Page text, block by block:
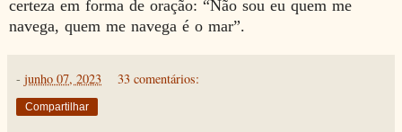
certeza em forma de oração: “Não sou eu quem me
navega, quem me navega é o mar”.
- junho 07, 2023 33 comentários:
Compartilhar